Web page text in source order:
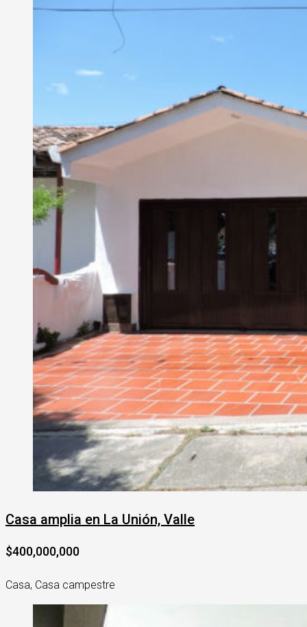
Casa amplia en La Unión, Valle
$400,000,000
Casa, Casa campestre